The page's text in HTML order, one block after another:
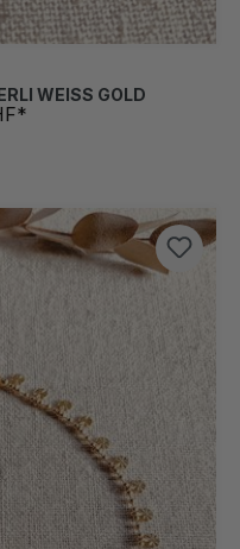
WEISS GOLD